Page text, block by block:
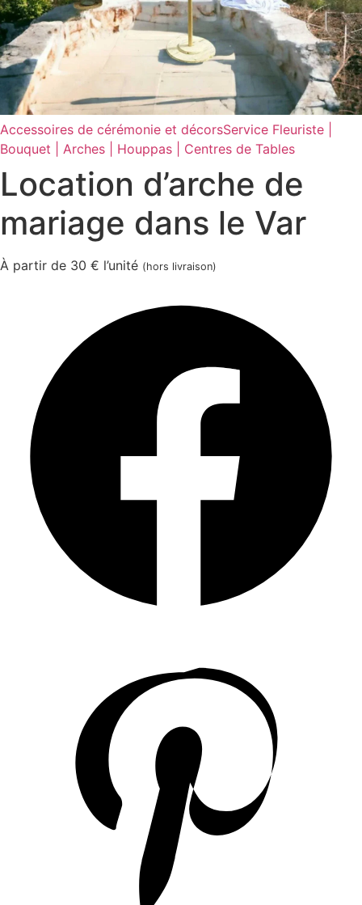
Accessoires de cérémonie et décorsService Fleuriste |
Bouquet | Arches | Houppas | Centres de Tables
Location d’arche de
mariage dans le Var
À partir de 30 € l’unité (hors livraison)